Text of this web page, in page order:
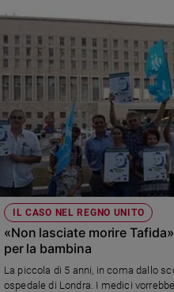
IL CASO NEL REGNO UNITO
«Non lasciate morire
per la bambina
La piccola di 5 anni, in coma dallo
ospedale di Londra. I medici